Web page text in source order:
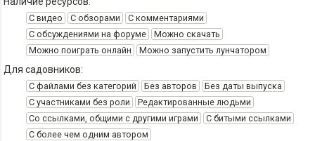
С видео С обзорами
С комментариями
С обсуждениями на форуме
Можно скачать
Можно поиграть онлайн
Можно запустить лунчатором
Для садовников:
С файлами без категорий Без авторов
Без даты выпуска
С участниками без роли
Редактированные людьми
Со ссылками, общими с другими играми
С битыми ссылками
С более чем одним автором